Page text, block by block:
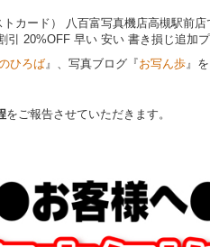
カード） 八百富写真機店高槻駅前店
引 20%OFF 早い 安い 書き損じ追加
ひろば』、写真ブログ『お写ん歩』
をご報告させていただきます。